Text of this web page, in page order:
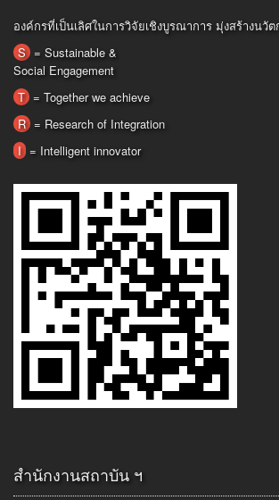
องค์กรที่เป็นเลิศในการวิจัยเชิงบูรณาการ มุ่งสร้างน
S = Sustainable &
Social Engagement
T = Together we achieve
R = Research of Integration
I = Intelligent innovator
สำนักงานสถาบัน ฯ